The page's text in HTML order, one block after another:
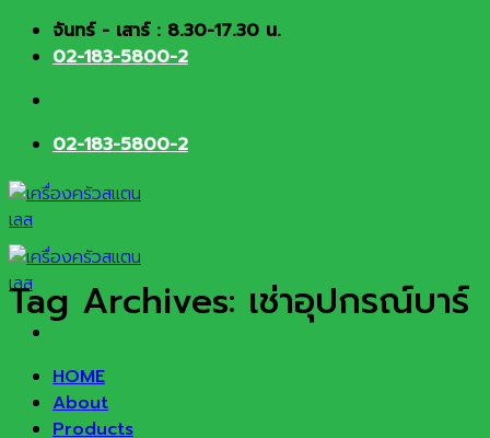
Skip จันทร์ - เสาร์ : 8.30-17.30 น.
02-183-5800-2
02-183-5800-2
HOME
About
Products
Tag Archives: เช่าอุปกรณ์บาร์